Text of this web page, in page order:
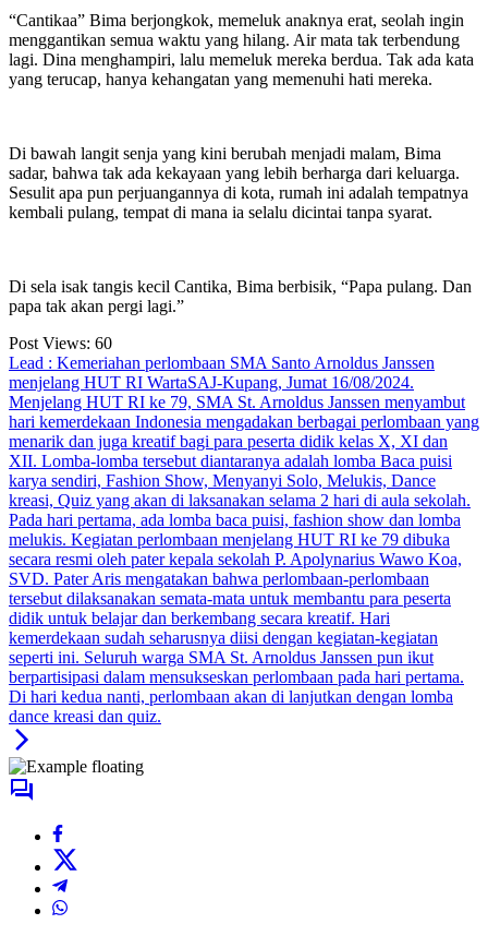
“Cantikaa” Bima berjongkok, memeluk anaknya erat, seolah ingin
menggantikan semua waktu yang hilang. Air mata tak terbendung
lagi. Dina menghampiri, lalu memeluk mereka berdua. Tak ada kata
yang terucap, hanya kehangatan yang memenuhi hati mereka.
Di bawah langit senja yang kini berubah menjadi malam, Bima
sadar, bahwa tak ada kekayaan yang lebih berharga dari keluarga.
Sesulit apa pun perjuangannya di kota, rumah ini adalah tempatnya
kembali pulang, tempat di mana ia selalu dicintai tanpa syarat.
Di sela isak tangis kecil Cantika, Bima berbisik, “Papa pulang. Dan
papa tak akan pergi lagi.”
Post Views: 60
Lead : Kemeriahan perlombaan SMA Santo Arnoldus Janssen
menjelang HUT RI WartaSAJ-Kupang, Jumat 16/08/2024.
Menjelang HUT RI ke 79, SMA St. Arnoldus Janssen menyambut
hari kemerdekaan Indonesia mengadakan berbagai perlombaan yang
menarik dan juga kreatif bagi para peserta didik kelas X, XI dan
XII. Lomba-lomba tersebut diantaranya adalah lomba Baca puisi
karya sendiri, Fashion Show, Menyanyi Solo, Melukis, Dance
kreasi, Quiz yang akan di laksanakan selama 2 hari di aula sekolah.
Pada hari pertama, ada lomba baca puisi, fashion show dan lomba
melukis. Kegiatan perlombaan menjelang HUT RI ke 79 dibuka
secara resmi oleh pater kepala sekolah P. Apolynarius Wawo Koa,
SVD. Pater Aris mengatakan bahwa perlombaan-perlombaan
tersebut dilaksanakan semata-mata untuk membantu para peserta
didik untuk belajar dan berkembang secara kreatif. Hari
kemerdekaan sudah seharusnya diisi dengan kegiatan-kegiatan
seperti ini. Seluruh warga SMA St. Arnoldus Janssen pun ikut
berpartisipasi dalam mensukseskan perlombaan pada hari pertama.
Di hari kedua nanti, perlombaan akan di lanjutkan dengan lomba
dance kreasi dan quiz.